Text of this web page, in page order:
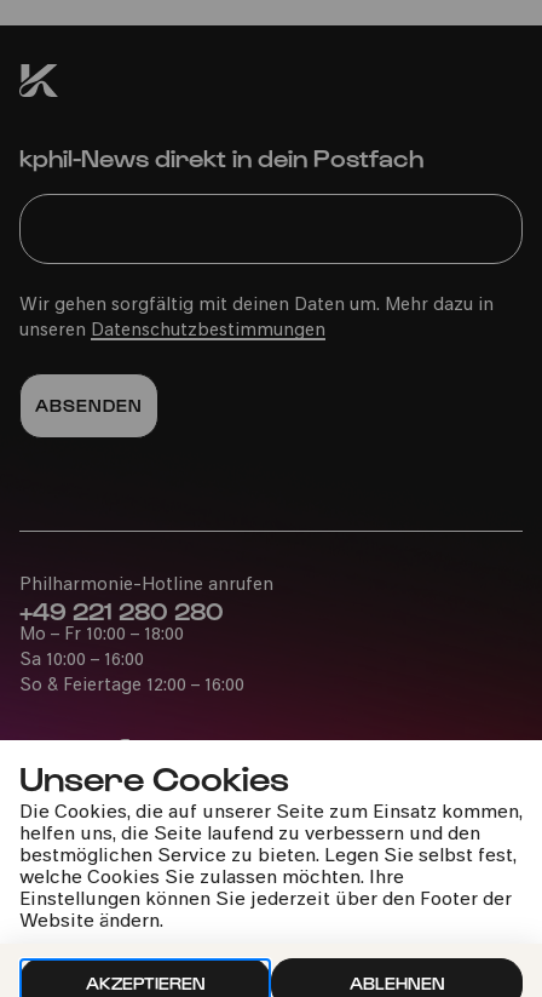
Unsere Cookies
Die Cookies, die auf unserer Seite zum Einsatz kommen,
helfen uns, die Seite laufend zu verbessern und den
bestmöglichen Service zu bieten. Legen Sie selbst fest,
welche Cookies Sie zulassen möchten. Ihre
Einstellungen können Sie jederzeit über den Footer der
Website ändern.
AKZEPTIEREN ABLEHNEN
kphil-News direkt in dein Postfach
Wir gehen sorgfältig mit deinen Daten um. Mehr dazu in
unseren Datenschutzbestimmungen
Presse
Jobs
News
Kontakt
Widerruf einreichen
Philharmonie-Hotline anrufen
+49 221 280 280
Mo – Fr 10:00 – 18:00
Sa 10:00 – 16:00
So & Feiertage 12:00 – 16:00